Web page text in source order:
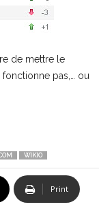
de mettre le
pas,… ou
WIKIO
Print